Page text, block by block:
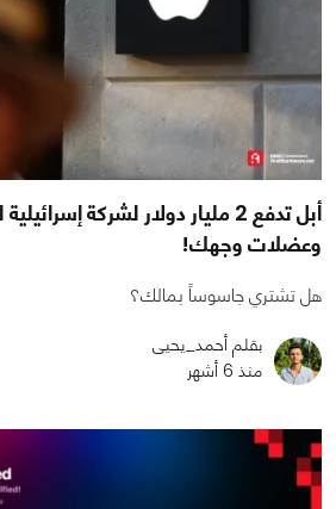
أبل تدفع 2 مليار دولار لشركة
وعضلات وجهك!
هل تشتري جاسوساً بمالك؟
بقلم أحمد_يحيى
منذ 6 أشهر